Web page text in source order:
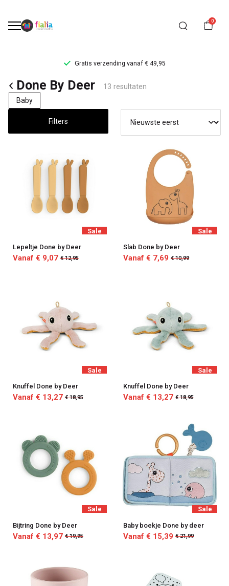
0
Gratis verzending vanaf € 49,95
Done
By
Deer
FiaLia
Kinderkleding
Done By Deer
13 resultaten
Baby
Filters
Sale
Lepeltje Done by Deer
Vanaf € 9,07 € 12,95
Sale
Slab Done by Deer
Vanaf € 7,69 € 10,99
Sale
Knuffel Done by Deer
Vanaf € 13,27 € 18,95
Sale
Knuffel Done by Deer
Vanaf € 13,27 € 18,95
Sale
Bijtring Done by Deer
Vanaf € 13,97 € 19,95
Sale
Baby boekje Done by deer
Vanaf € 15,39 € 21,99